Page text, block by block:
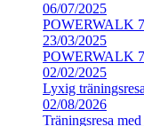
06/07/2025
POWERWALK
23/03/2025
POWERWALK
02/02/2025
Lyxig
02/08/2026
Träningsresa